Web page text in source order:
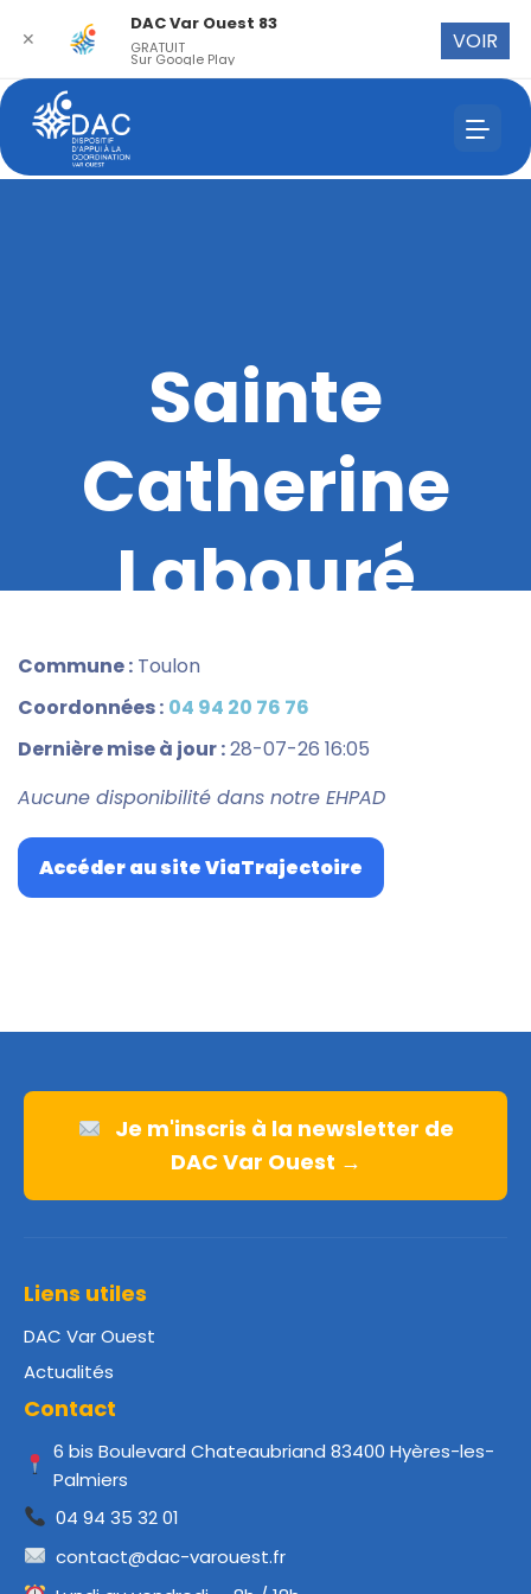
Sainte
Catherine
Labouré
Commune : Toulon
Coordonnées : 04 94 20 76 76
Dernière mise à jour :28-07-26 16:05
Aucune disponibilité dans notre EHPAD
Accéder au site ViaTrajectoire
Je m'inscris à la newsletter de
DAC Var Ouest →
Liens utiles
DAC Var Ouest
Actualités
Contact
6 bis Boulevard Chateaubriand 83400 Hyères-les-
Palmiers
04 94 35 32 01
contact@dac-varouest.fr
✕
DAC Var Ouest 83
GRATUIT
Sur Google Play
VOIR